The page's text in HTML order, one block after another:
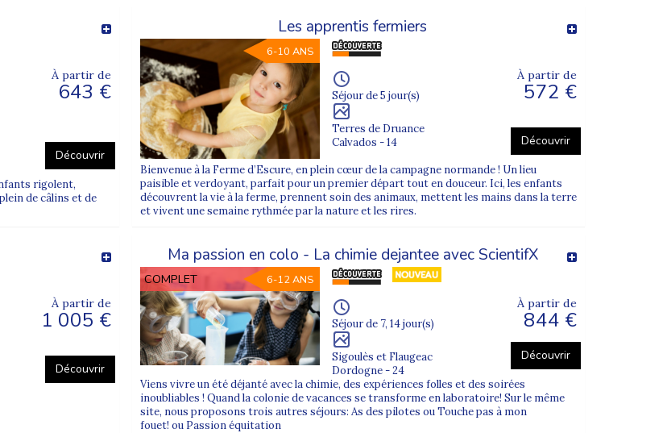
À partir de
643 €
Découvrir
rigolent,
de câlins et de
Les apprentis fermiers
6-10 ANS
Séjour de 5 jour(s)
Terres de Druance
Calvados - 14
À partir de
572 €
Découvrir
Bienvenue à la Ferme d’Escure, en plein cœur de la campagne normande ! Un lieu
paisible et verdoyant, parfait pour un premier départ tout en douceur. Ici, les enfants
découvrent la vie à la ferme, prennent soin des animaux, mettent les mains dans la terre
et vivent une semaine rythmée par la nature et les rires.
À partir de
1 005 €
Découvrir
Ma passion en colo - La chimie dejantee avec ScientifX
COMPLET 6-12 ANS
Séjour de 7, 14 jour(s)
Sigoulès et Flaugeac
Dordogne - 24
À partir de
844 €
Découvrir
Viens vivre un été déjanté avec la chimie, des expériences folles et des soirées
inoubliables ! Quand la colonie de vacances se transforme en laboratoire! Sur le même
site, nous proposons trois autres séjours: As des pilotes ou Touche pas à mon
fouet! ou Passion équitation